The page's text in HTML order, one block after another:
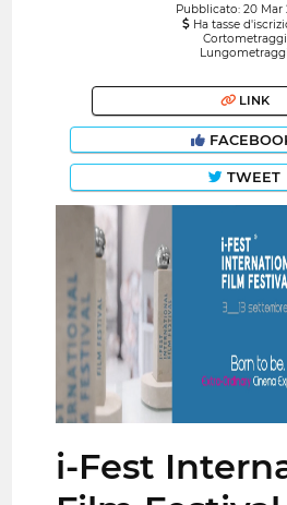
Pubblicato: 20 Mar
Ha tasse
Cortometraggi
Lungometraggi
LINK
TWEET
i-Fest